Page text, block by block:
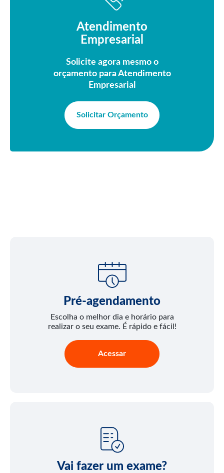
Atendimento
Empresarial
Solicite agora mesmo o
orçamento para Atendimento
Empresarial
Solicitar Orçamento
Pré-agendamento
Escolha o melhor dia e horário para
realizar o seu exame. É rápido e fácil!
Acessar
Vai fazer um exame?